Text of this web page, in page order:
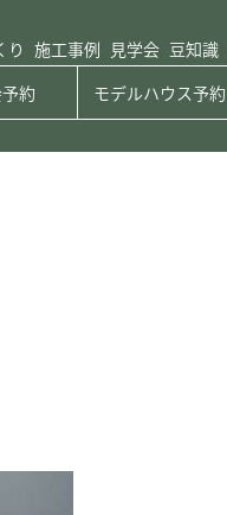
り 施工事例 見学会 豆知識
約 モデルハウス予約